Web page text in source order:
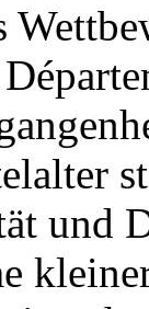
und